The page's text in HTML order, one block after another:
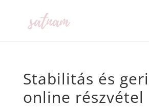
Stabilitás és
online részvétel